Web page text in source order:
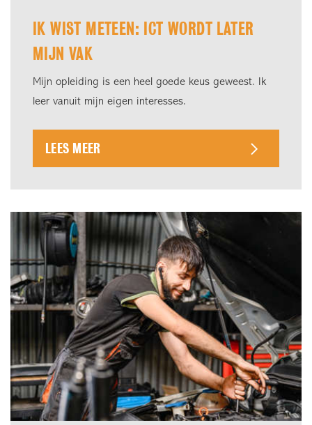
IK WIST METEEN: ICT WORDT LATER
MIJN VAK
Mijn opleiding is een heel goede keus geweest. Ik
leer vanuit mijn eigen interesses.
LEES MEER